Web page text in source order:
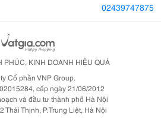
02439747875
PHÚC, KINH DOANH HIỆU QUẢ
Cổ phần VNP Group.
cấp ngày 21/06/2012
và đầu tư thành phố Hà Nội
Thái Thịnh, P. Trung Liệt, Hà Nội